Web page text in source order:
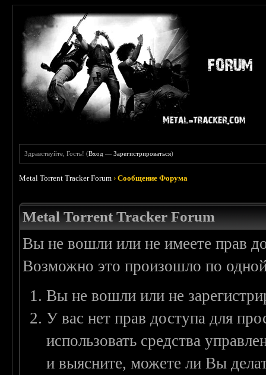
Здравствуйте, Гость! (Вход —Зарегистрироваться)
Metal Torrent Tracker Forum ›Сообщение Форума
Metal Torrent Tracker Forum
Вы не вошли или не имеете прав
Возможно это произошло по
Вы не вошли или не
У вас нет прав доступа для
использовать средства
и выясните, можете ли Вы